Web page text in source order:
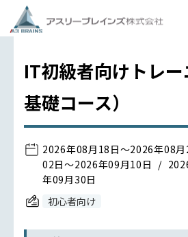
IT初級者向けトレ
基礎コース）
2026年08月18日～2026年08月
02日～2026年09月10日
年09月30日
初心者向け